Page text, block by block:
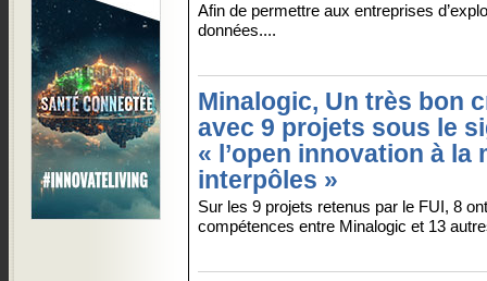
Afin de permettre aux entreprises
données....
Minalogic, Un très bon
avec 9 projets sous le
« l’open innovation à la
interpôles »
Sur les 9 projets retenus par le FUI, 8
compétences entre Minalogic et 13